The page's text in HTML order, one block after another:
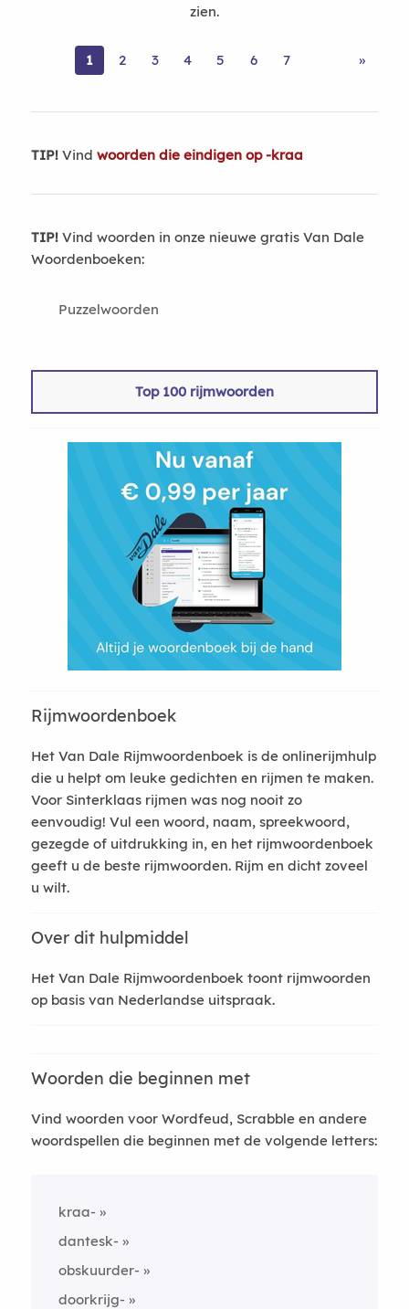
zien.
1 2 3 4 5 6 7 »
TIP!Vind woorden die eindigen op -kraa
TIP!Vind woorden in onze nieuwe gratis Van Dale
Woordenboeken:
Puzzelwoorden
Top 100 rijmwoorden
Rijmwoordenboek
Het Van Dale Rijmwoordenboek is de onlinerijmhulp
die u helpt om leuke gedichten en rijmen te maken.
Voor Sinterklaas rijmen was nog nooit zo
eenvoudig! Vul een woord, naam, spreekwoord,
gezegde of uitdrukking in, en het rijmwoordenboek
geeft u de beste rijmwoorden. Rijm en dicht zoveel
u wilt.
Over dit hulpmiddel
Het Van Dale Rijmwoordenboek toont rijmwoorden
op basis van Nederlandse uitspraak.
Woorden die beginnen met
Vind woorden voor Wordfeud, Scrabble en andere
woordspellen die beginnen met de volgende letters:
kraa-
dantesk-
obskuurder-
doorkrijg-